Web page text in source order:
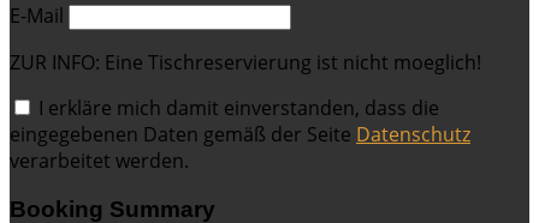
E-Mail
ZUR INFO: Eine Tischreservierung ist nicht moeglich!
I erkläre mich damit einverstanden, dass die
eingegebenen Daten gemäß der Seite Datenschutz
verarbeitet werden.
Booking Summary